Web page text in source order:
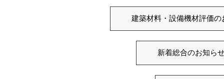
建築材料・設備機材評価の
新着総合のお知ら